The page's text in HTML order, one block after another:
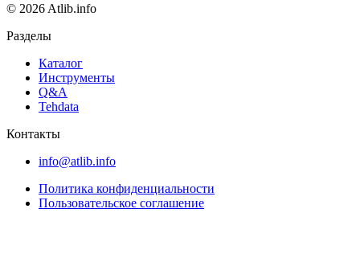
© 2026 Atlib.info
Разделы
Каталог
Инструменты
Q&A
Tehdata
Контакты
info@atlib.info
Политика конфиденциальности
Пользовательское соглашение